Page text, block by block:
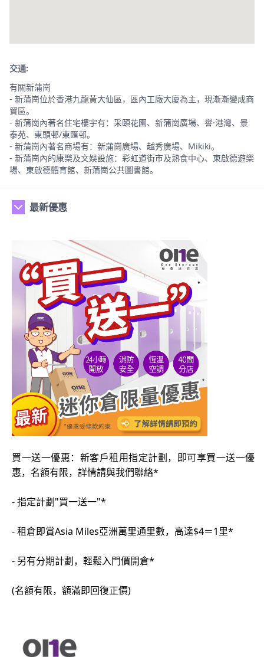
交通:
有關新蒲崗
- 新蒲崗位於香港九龍黃大仙區，區內工廠大廈為主，現漸漸變成商
貿區。
- 新蒲崗內著名住宅樓宇有：采頤花園、新蒲崗廣場、譽·港灣、景
泰苑、東頭邨/東匯邨。
- 新蒲崗內著名商場有：新蒲崗廣場、越秀廣場、Mikiki。
- 新蒲崗內的康樂及文娛設施：彩虹道街市及熟食中心、東啟德遊樂
場、東啟德體育館、新蒲崗公共圖書館。
最新優惠
買一送一優惠：新客戶租用指定計劃，即可享買一送一優
惠，名額有限，詳情請與我們聯絡*
- 指定計劃"買一送一"*
- 租倉即賞Asia Miles亞洲萬里通里數，高達$4＝1里*
- 另有分期計劃，輕鬆入門價開倉*
(名額有限，額滿即回復正價)